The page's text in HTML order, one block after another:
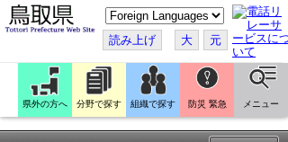
こ
の
ペ
ー
ジ
翻
訳
す
る
読み上げ 大 元
県外の方へ 分野で探す 組織で探す 防災 緊急 メニュー